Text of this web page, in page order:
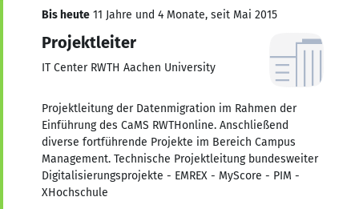
Bis heute 11 Jahre und 4 Monate, seit Mai 2015
Projektleiter
IT Center RWTH Aachen University
Projektleitung der Datenmigration im Rahmen der
Einführung des CaMS RWTHonline. Anschließend
diverse fortführende Projekte im Bereich Campus
Management. Technische Projektleitung bundesweiter
Digitalisierungsprojekte - EMREX - MyScore - PIM -
XHochschule